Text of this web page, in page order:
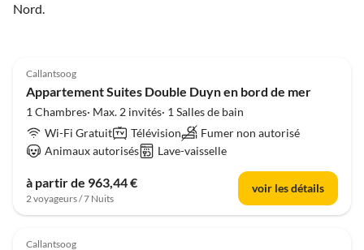
Nord.
Callantsoog
Appartement Suites Double Duyn en bord de mer
1 Chambres· Max. 2 invités· 1 Salles de bain
Wi-Fi Gratuit
Télévision
Fumer non autorisé
Animaux autorisés
Lave-vaisselle
à partir de 963,44 €
2 voyageurs / 7 Nuits
voir les détails
Callantsoog